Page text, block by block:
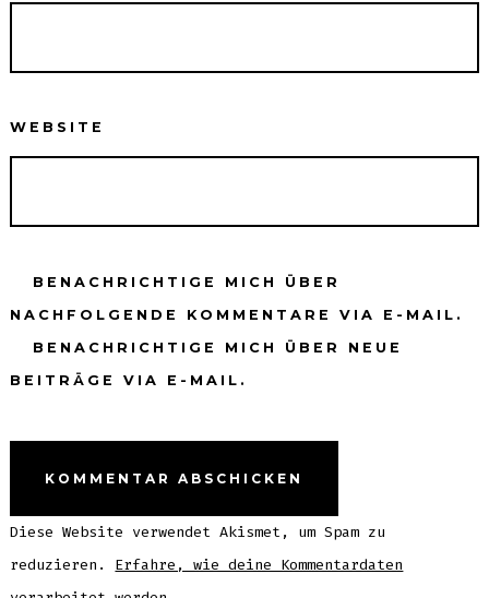
WEBSITE
BENACHRICHTIGE MICH ÜBER
NACHFOLGENDE KOMMENTARE VIA E-MAIL.
BENACHRICHTIGE MICH ÜBER NEUE
BEITRÄGE VIA E-MAIL.
Diese Website verwendet Akismet, um Spam zu
reduzieren. Erfahre, wie deine Kommentardaten